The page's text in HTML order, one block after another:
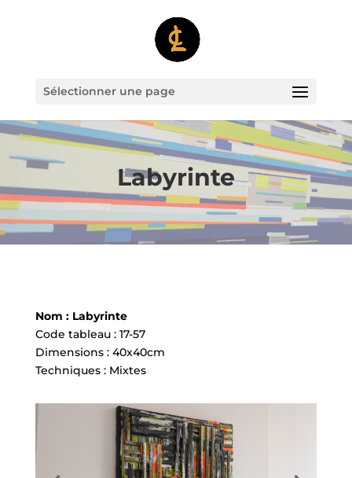
Sélectionner une page
Labyrinte
Nom : Labyrinte
Code tableau : 17-57
Dimensions : 40x40cm
Techniques : Mixtes